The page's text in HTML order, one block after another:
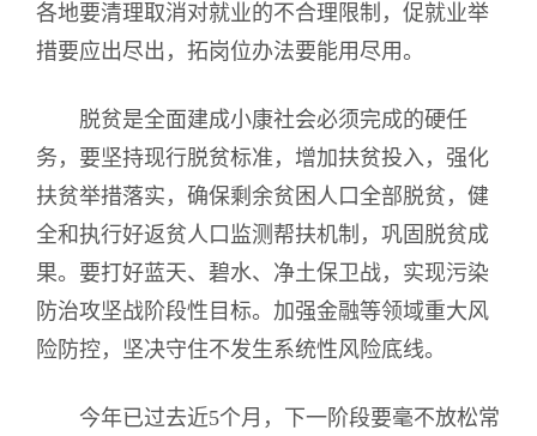
各地要清理取消对就业的不合理限制，促就业举
措要应出尽出，拓岗位办法要能用尽用。
脱贫是全面建成小康社会必须完成的硬任
务，要坚持现行脱贫标准，增加扶贫投入，强化
扶贫举措落实，确保剩余贫困人口全部脱贫，健
全和执行好返贫人口监测帮扶机制，巩固脱贫成
果。要打好蓝天、碧水、净土保卫战，实现污染
防治攻坚战阶段性目标。加强金融等领域重大风
险防控，坚决守住不发生系统性风险底线。
今年已过去近5个月，下一阶段要毫不放松常